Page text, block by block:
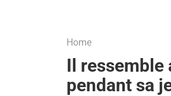
Home
Il ressemble
pendant sa